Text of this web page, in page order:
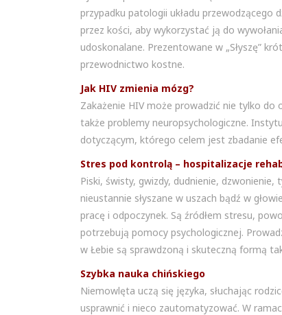
przypadku patologii układu przewodzącego
przez kości, aby wykorzystać ją do
udoskonalane. Prezentowane w „Słyszę”
przewodnictwo kostne.
Jak HIV zmienia mózg?
Zakażenie HIV może prowadzić nie tylko do
także problemy neuropsychologiczne.
dotyczącym, którego celem jest zbadanie
Stres pod kontrolą – hospitalizacje
Piski, świsty, gwizdy, dudnienie,
nieustannie słyszane w uszach bądź w
pracę i odpoczynek. Są źródłem stresu,
potrzebują pomocy psychologicznej.
w Łebie są sprawdzoną i skuteczną formą
Szybka nauka chińskiego
Niemowlęta uczą się języka, słuchając
usprawnić i nieco zautomatyzować. W